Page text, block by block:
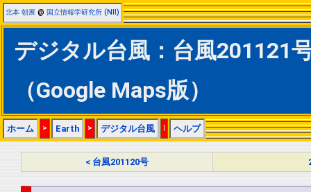
北本 朝展 @ 国立情報学研究所 (NII)
デジタル台風：台風201121
（Google Maps版）
ホーム > Earth > デジタル台風 | ヘルプ
< 台風201120号